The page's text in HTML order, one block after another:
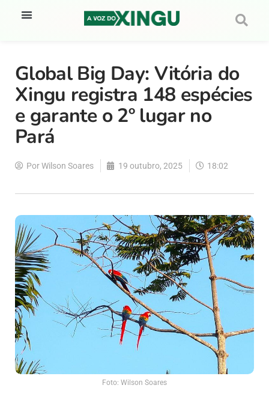
Global Big Day: Vitória do
Xingu registra 148 espécies
e garante o 2º lugar no
Pará
PorWilson Soares 19 outubro, 2025 18:02
Foto: Wilson Soares